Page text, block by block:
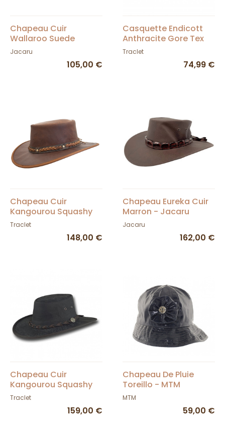
Chapeau Cuir
Wallaroo Suede
Marron - Jacaru
Jacaru
105,00 €
Casquette Endicott
Anthracite Gore Tex
Traclet
74,99 €
Chapeau Cuir
Kangourou Squashy
Taupe - Barmah
Traclet
148,00 €
Chapeau Eureka Cuir
Marron - Jacaru
Jacaru
162,00 €
Chapeau Cuir
Kangourou Squashy
Noir - Barmah
Traclet
159,00 €
Chapeau De Pluie
Toreillo - MTM
MTM
59,00 €